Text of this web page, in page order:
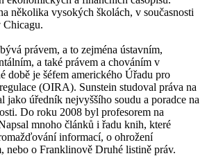
několika vysokých školách, v současnosti
Chicagu.
právem, a to zejména ústavním,
a také právem a chováním v
době je šéfem amerického Úřadu pro
(OIRA). Sunstein studoval práva na
jako úředník nejvyššího soudu a poradce na
Do roku 2008 byl profesorem na
mnoho článků i řadu knih, které
informací, o ohrožení
nebo o Franklinově Druhé listině práv.